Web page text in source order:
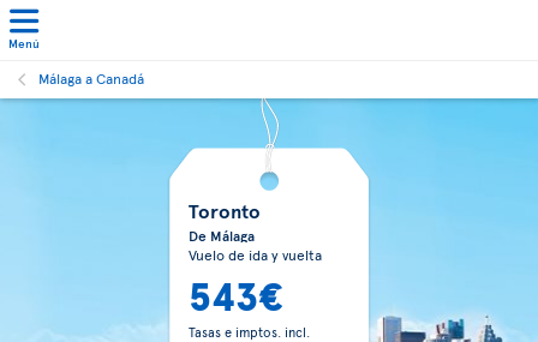
Menú
Málaga a Canadá
Toronto
De Málaga
Vuelo de ida y vuelta
543€
Tasas e imptos. incl.